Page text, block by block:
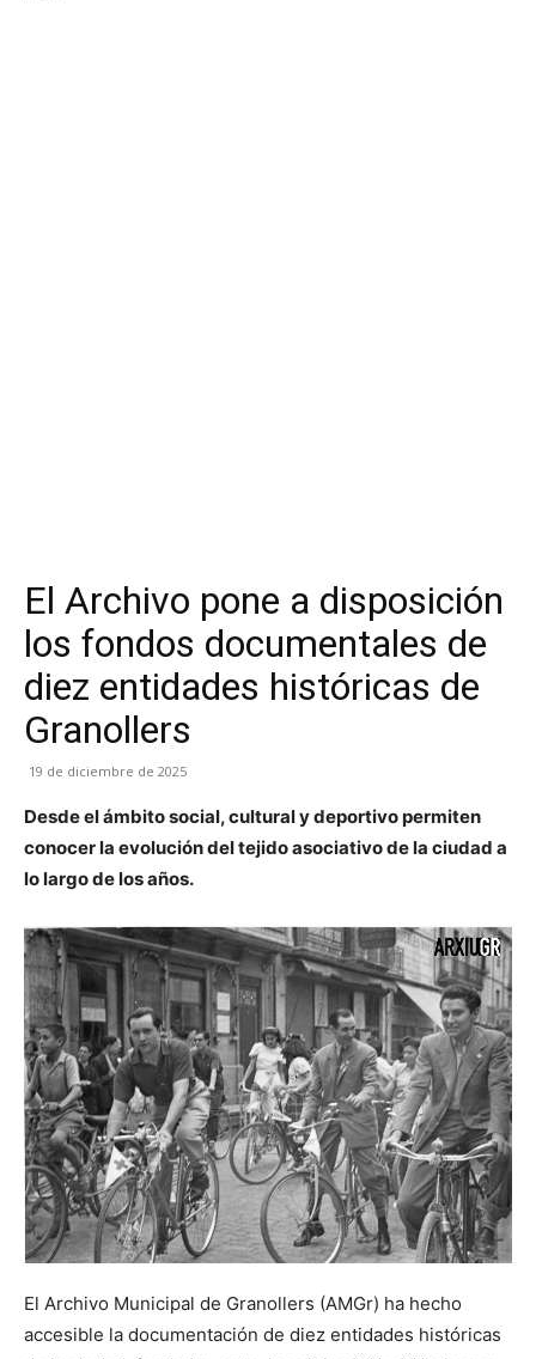
El Archivo pone a disposición
los fondos documentales de
diez entidades históricas de
Granollers
19 de diciembre de 2025
Desde el ámbito social, cultural y deportivo permiten
conocer la evolución del tejido asociativo de la ciudad a
lo largo de los años.
El Archivo Municipal de Granollers (AMGr) ha hecho
accesible la documentación de diez entidades históricas